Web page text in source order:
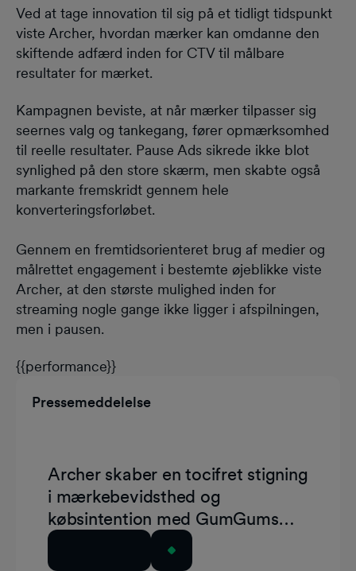
Pressemeddelelse
Archer skaber en tocifret stigning
i mærkebevidsthed og
købsintention med GumGums
CTV-pauseannoncer
Ved at tage innovation til sig på et tidligt tidspunkt
viste Archer, hvordan mærker kan omdanne den
skiftende adfærd inden for CTV til målbare
resultater for mærket.
Kampagnen beviste, at når mærker tilpasser sig
seernes valg og tankegang, fører opmærksomhed
til reelle resultater. Pause Ads sikrede ikke blot
synlighed på den store skærm, men skabte også
markante fremskridt gennem hele
konverteringsforløbet.
Gennem en fremtidsorienteret brug af medier og
målrettet engagement i bestemte øjeblikke viste
Archer, at den største mulighed inden for
streaming nogle gange ikke ligger i afspilningen,
men i pausen.
{{performance}}